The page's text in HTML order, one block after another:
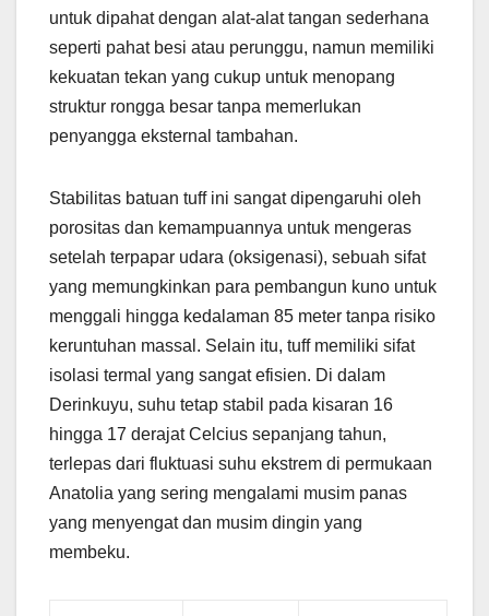
untuk dipahat dengan alat-alat tangan sederhana
seperti pahat besi atau perunggu, namun memiliki
kekuatan tekan yang cukup untuk menopang
struktur rongga besar tanpa memerlukan
penyangga eksternal tambahan.
Stabilitas batuan tuff ini sangat dipengaruhi oleh
porositas dan kemampuannya untuk mengeras
setelah terpapar udara (oksigenasi), sebuah sifat
yang memungkinkan para pembangun kuno untuk
menggali hingga kedalaman 85 meter tanpa risiko
keruntuhan massal. Selain itu, tuff memiliki sifat
isolasi termal yang sangat efisien. Di dalam
Derinkuyu, suhu tetap stabil pada kisaran 16
hingga 17 derajat Celcius sepanjang tahun,
terlepas dari fluktuasi suhu ekstrem di permukaan
Anatolia yang sering mengalami musim panas
yang menyengat dan musim dingin yang
membeku.